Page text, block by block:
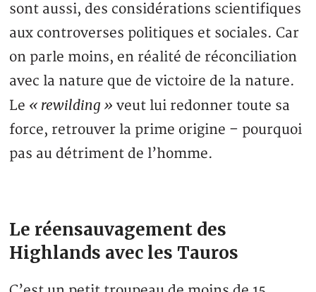
sont aussi, des considérations scientifiques
aux controverses politiques et sociales. Car
on parle moins, en réalité de réconciliation
avec la nature que de victoire de la nature.
Le « rewilding » veut lui redonner toute sa
force, retrouver la prime origine – pourquoi
pas au détriment de l’homme.
Le réensauvagement des
Highlands avec les Tauros